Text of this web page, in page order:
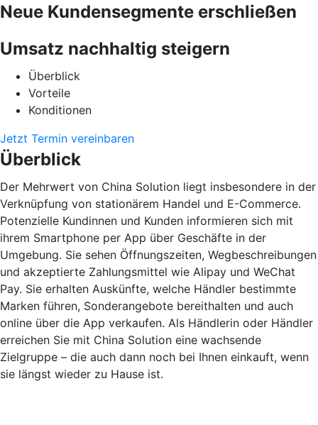
Neue Kundensegmente erschließen
Umsatz nachhaltig steigern
Überblick
Vorteile
Konditionen
Jetzt Termin vereinbaren
Überblick
Der Mehrwert von China Solution liegt insbesondere in der
Verknüpfung von stationärem Handel und E-Commerce.
Potenzielle Kundinnen und Kunden informieren sich mit
ihrem Smartphone per App über Geschäfte in der
Umgebung. Sie sehen Öffnungszeiten, Wegbeschreibungen
und akzeptierte Zahlungsmittel wie Alipay und WeChat
Pay. Sie erhalten Auskünfte, welche Händler bestimmte
Marken führen, Sonderangebote bereithalten und auch
online über die App verkaufen. Als Händlerin oder Händler
erreichen Sie mit China Solution eine wachsende
Zielgruppe – die auch dann noch bei Ihnen einkauft, wenn
sie längst wieder zu Hause ist.